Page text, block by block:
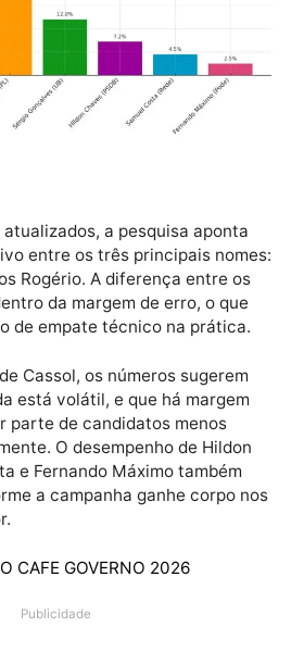
A responsabilidade técnica é
Silva Rocha (Nº 7655-A). A
pelo Jornal Correio
atualizados, a pesquisa aponta
entre os três principais
Rogério. A diferença entre os
da margem de erro, o que